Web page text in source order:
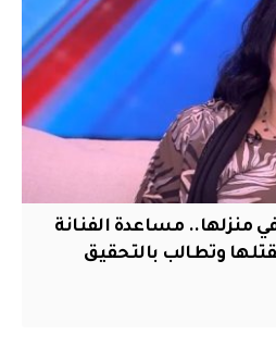
منزلها.. مساعدة الفنانة
وتطالب بالتحقيق